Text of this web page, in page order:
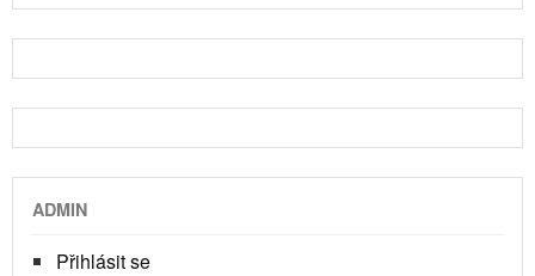
ADMIN
Přihlásit se